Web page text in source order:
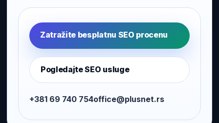
Zatražite besplatnu SEO procenu
Pogledajte SEO usluge
+381 69 740 754office@plusnet.rs